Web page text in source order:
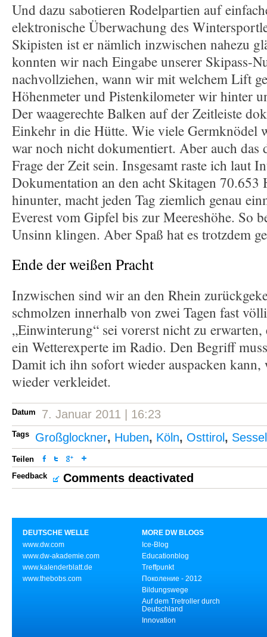
Und dazu sabotieren Rodelpartien auf
elektronische Überwachung des
Skipisten ist er nämlich inzwischen nahezu
konnten wir nach Eingabe unserer Skipass-
nachvollziehen, wann wir mit welchem Lift
Höhenmeter und Pistenkilometer wir hinter
Der waagerechte Balken auf der Zeitleiste
Einkehr in die Hütte. Wie viele Germknödel
war noch nicht dokumentiert. Aber auch das
Frage der Zeit sein. Insgesamt raste ich laut
Dokumentation an den acht Skitagen 70.653
hinunter, macht jeden Tag ziemlich genau
Everest vom Gipfel bis zur Meereshöhe. So
Unsinn klingen. Aber Spaß hat es trotzdem
Ende der weißen Pracht
Inzwischen sind wir an den Rhein
schmolzen innerhalb von zwei Tagen fast
„Einwinterung“ sei vorerst nicht zu
ein Wetterexperte im Radio. Den Begriff
Damit ich ihn sofort wieder auspacken
wieder verkleidet.
Datum 7. Januar 2011 | 16:23
Tags Großglockner, Huben, Köln, Osttirol ,
Teilen
Feedback
Comments deactivated
DEUTSCHE WELLE
www.dw.com
www.dw-akademie.com
www.kalenderblatt.de
www.thebobs.com
MORE DW BLOGS
Ice-Blog
Educationblog
Treffpunkt
Поколение - 2012
Bildungswege
Auf dem Tretroller durch
Deutschland
Innovation